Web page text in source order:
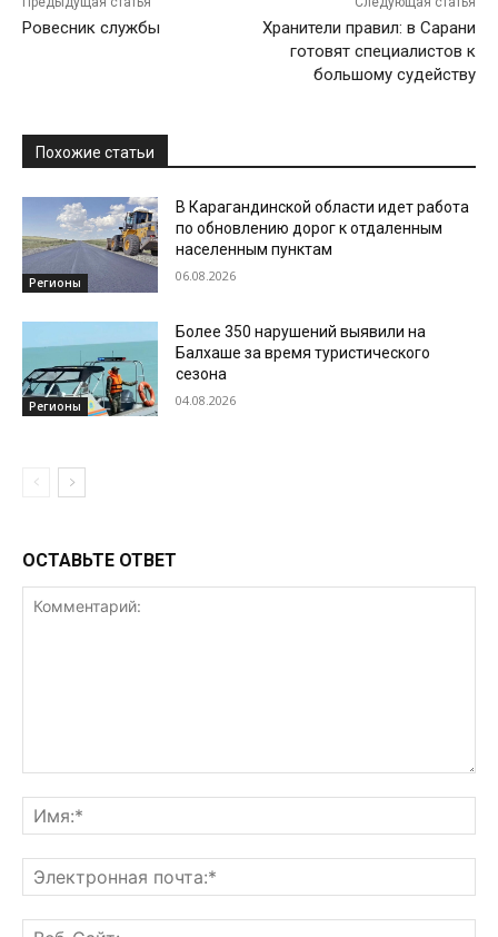
Ровесник службы
Хранители правил: в Сарани
готовят специалистов к
большому судейству
Похожие статьи
Регионы
В Карагандинской области идет работа
по обновлению дорог к отдаленным
населенным пунктам
06.08.2026
Регионы
Более 350 нарушений выявили на
Балхаше за время туристического
сезона
04.08.2026
ОСТАВЬТЕ ОТВЕТ